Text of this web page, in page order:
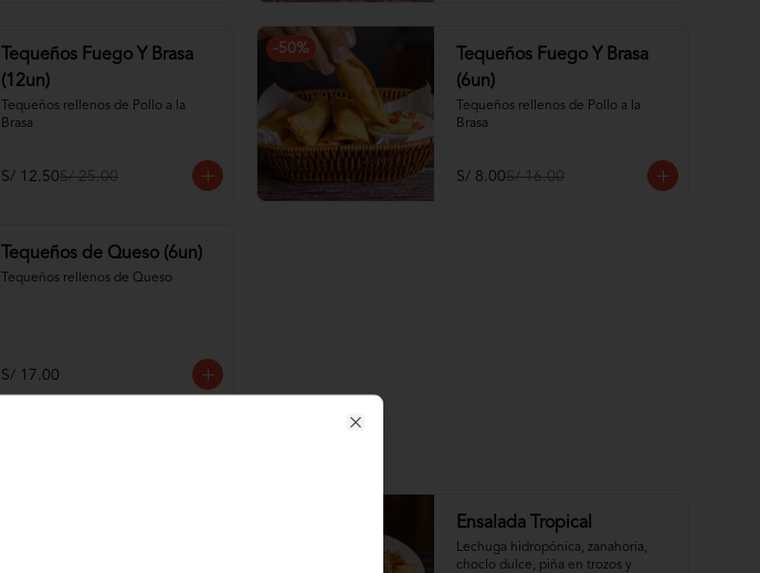
Tequeños Fuego Y Brasa
(12un)
Tequeños rellenos de Pollo a la
Brasa
S/ 12.50S/ 25.00
-50%
Tequeños Fuego Y Brasa
(6un)
Tequeños rellenos de Pollo a la
Brasa
S/ 8.00S/ 16.00
Tequeños de Queso (6un)
Tequeños rellenos de Queso
S/ 17.00
Ensalada Tropical
Lechuga hidropónica, zanahoria,
choclo dulce, piña en trozos y